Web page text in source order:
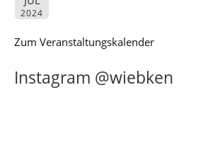
2024
Zum Veranstaltungskalender
Instagram @wiebken